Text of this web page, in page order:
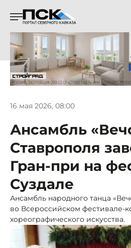
16 мая 2026, 08:00
Ансамбль
Ставрополя
Гран-при на
Суздале
Ансамбль народного танца
во Всероссийском фестивале-
хореографического искусства.